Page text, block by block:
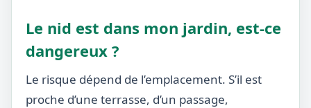
Le nid est dans mon jardin, est-ce
dangereux ?
Le risque dépend de l’emplacement. S’il est
proche d’une terrasse, d’un passage,